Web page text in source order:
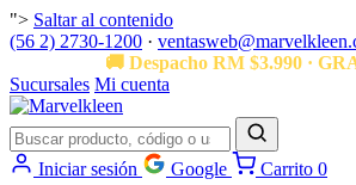
"> Saltar al contenido
(56 2) 2730-1200 ·
🚚 Despacho RM $3.990 ·
Sucursales Mi cuenta
Iniciar sesión Google Carrito 0